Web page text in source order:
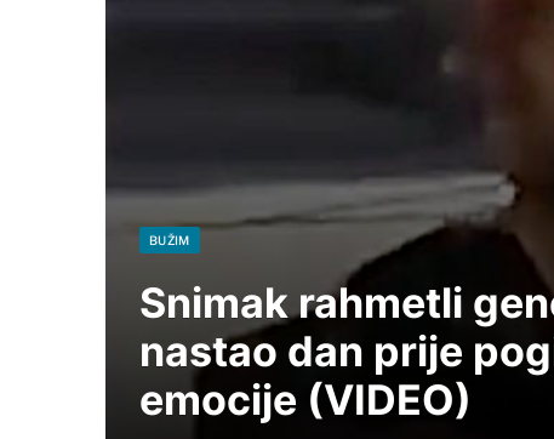
BUŽIM
Snimak rahmetli
nastao dan prije
emocije (VIDEO)